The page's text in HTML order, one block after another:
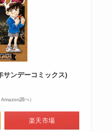
サンデーコミックス)
調べ）
楽天市場